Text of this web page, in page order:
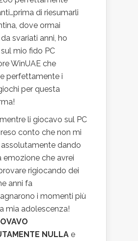
di riesumarli
dove ormai
svariati anni, ho
mio fido PC
WinUAE che
perfettamente i
per questa
li giocavo sul PC
conto che non mi
dando
emozione che avrei
rigiocando dei
anni fa
i momenti più
mia adolescenza!
NULLA e